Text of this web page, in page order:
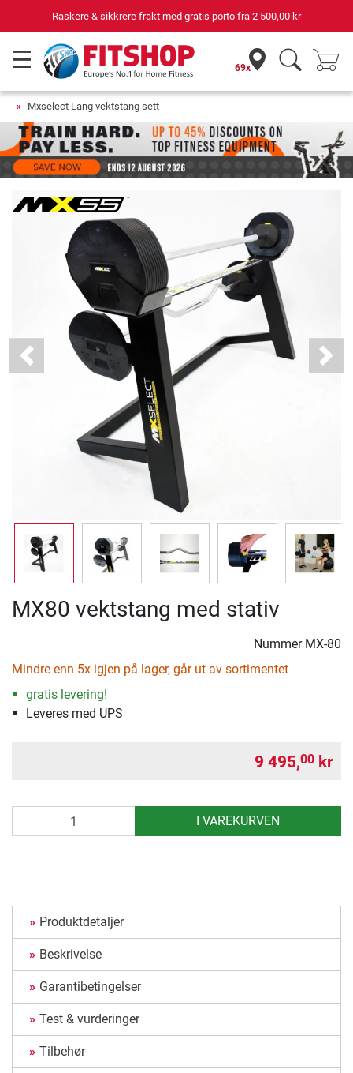
Raskere & sikkrere frakt med gratis porto fra 2 500,00 kr
69x
Mxselect Lang vektstang sett
Previous Next
MX80 vektstang med stativ
Nummer MX-80
Mindre enn 5x igjen på lager, går ut av sortimentet
gratis levering!
Leveres med UPS
9 495,00 kr
I VAREKURVEN
Produktdetaljer
Beskrivelse
Garantibetingelser
Test & vurderinger
Tilbehør